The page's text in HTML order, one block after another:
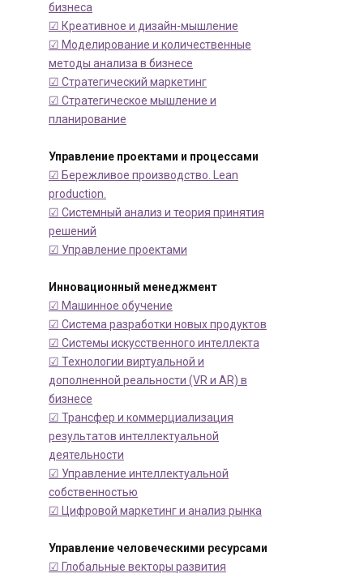
бизнеса
☑ Креативное и дизайн-мышление
☑ Моделирование и количественные
методы анализа в бизнесе
☑ Стратегический маркетинг
☑ Стратегическое мышление и
планирование
Управление проектами и процессами
☑ Бережливое производство. Lean
production.
☑ Системный анализ и теория принятия
решений
☑ Управление проектами
Инновационный менеджмент
☑ Машинное обучение
☑ Система разработки новых продуктов
☑ Системы искусственного интеллекта
☑ Технологии виртуальной и
дополненной реальности (VR и AR) в
бизнесе
☑ Трансфер и коммерциализация
результатов интеллектуальной
деятельности
☑ Управление интеллектуальной
собственностью
☑ Цифровой маркетинг и анализ рынка
Управление человеческими ресурсами
☑ Глобальные векторы развития